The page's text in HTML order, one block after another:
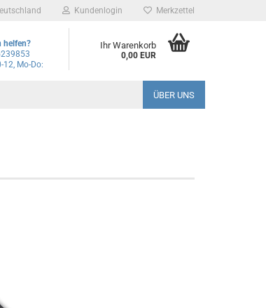
Kundenlogin Merkzettel
helfen?
12, Mo-Do:
Ihr Warenkorb
0,00 EUR
ÜBER UNS